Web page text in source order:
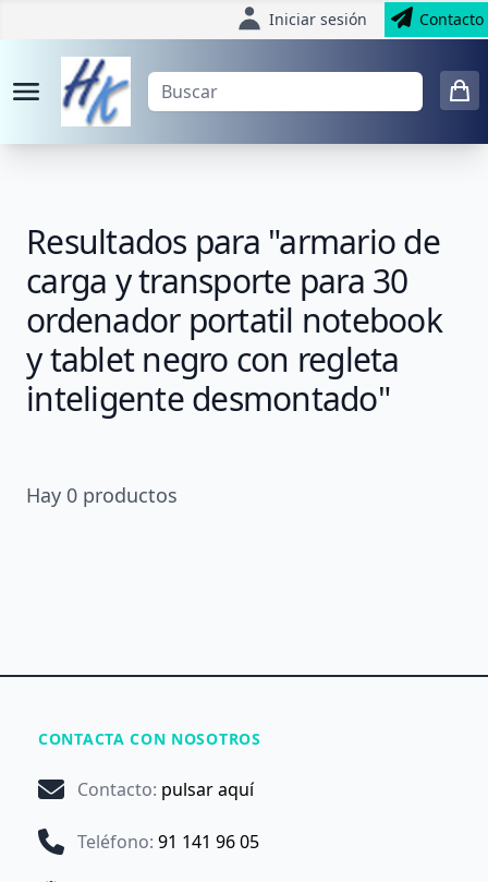
Iniciar sesión Contacto
Resultados para "armario de
carga y transporte para 30
ordenador portatil notebook
y tablet negro con regleta
inteligente desmontado"
Hay 0 productos
CONTACTA CON NOSOTROS
Contacto: pulsar aquí
Teléfono: 91 141 96 05